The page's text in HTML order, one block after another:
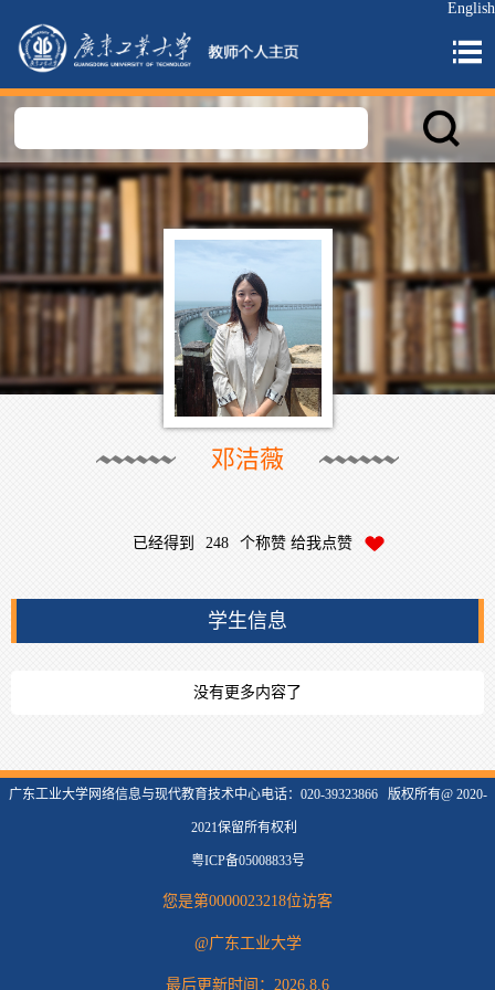
English
邓洁薇
已经得到 248 个称赞 给我点赞
学生信息
没有更多内容了
广东工业大学网络信息与现代教育技术中心电话：020-39323866 版权所有@ 2020-
2021保留所有权利
粤ICP备05008833号
您是第0000023218位访客
@广东工业大学
最后更新时间： 2026.8.6